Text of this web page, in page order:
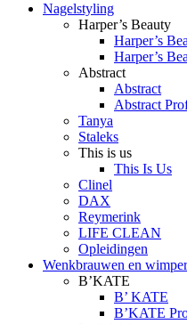
Nagelstyling
Harper’s Beauty
Harper’s
Harper’s
Abstract
Abstract
Abstract
Tanya
Staleks
This is us
This Is Us
Clinel
DAX
Reymerink
LIFE CLEAN
Opleidingen
Wenkbrauwen en
B’KATE
B’ KATE
B’KATE